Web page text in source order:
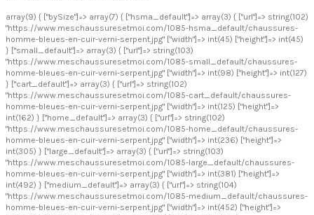
array(9) { ["bySize"]=> array(7) { ["hsma_default"]=> array(3) { ["url"]=> string(102)
"https://www.meschaussuresetmoi.com/1085-hsma_default/chaussures-
homme-bleues-en-cuir-verni-serpent.jpg" ["width"]=> int(45) ["height"]=> int(45)
} ["small_default"]=> array(3) { ["url"]=> string(103)
"https://www.meschaussuresetmoi.com/1085-small_default/chaussures-
homme-bleues-en-cuir-verni-serpent.jpg" ["width"]=> int(98) ["height"]=> int(127)
} ["cart_default"]=> array(3) { ["url"]=> string(102)
"https://www.meschaussuresetmoi.com/1085-cart_default/chaussures-
homme-bleues-en-cuir-verni-serpent.jpg" ["width"]=> int(125) ["height"]=>
int(162) } ["home_default"]=> array(3) { ["url"]=> string(102)
"https://www.meschaussuresetmoi.com/1085-home_default/chaussures-
homme-bleues-en-cuir-verni-serpent.jpg" ["width"]=> int(236) ["height"]=>
int(305) } ["large_default"]=> array(3) { ["url"]=> string(103)
"https://www.meschaussuresetmoi.com/1085-large_default/chaussures-
homme-bleues-en-cuir-verni-serpent.jpg" ["width"]=> int(381) ["height"]=>
int(492) } ["medium_default"]=> array(3) { ["url"]=> string(104)
"https://www.meschaussuresetmoi.com/1085-medium_default/chaussures-
homme-bleues-en-cuir-verni-serpent.jpg" ["width"]=> int(452) ["height"]=>